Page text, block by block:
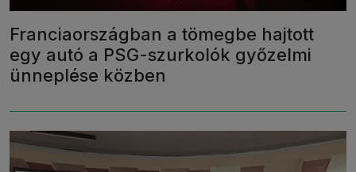
Franciaországban a tömegbe hajtott
egy autó a PSG-szurkolók győzelmi
ünneplése közben